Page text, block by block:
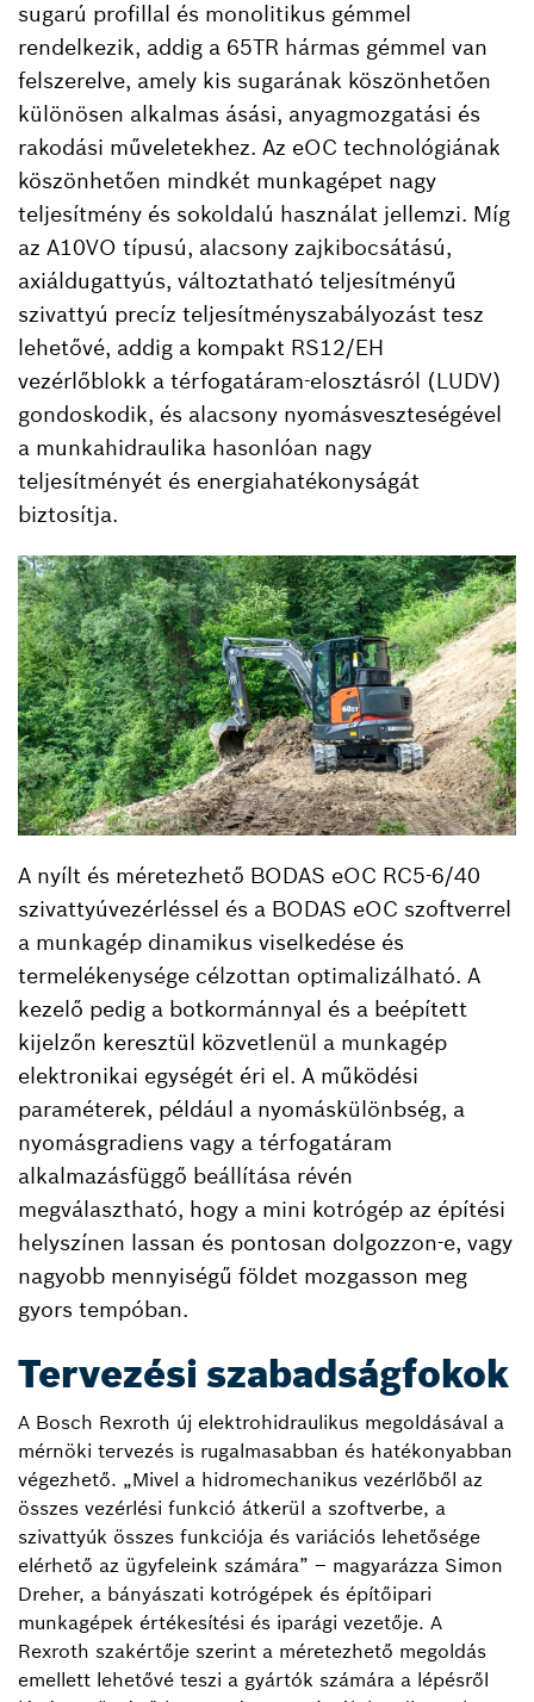
sugarú profillal és monolitikus gémmel
rendelkezik, addig a 65TR hármas gémmel van
felszerelve, amely kis sugarának köszönhetően
különösen alkalmas ásási, anyagmozgatási és
rakodási műveletekhez. Az eOC technológiának
köszönhetően mindkét munkagépet nagy
teljesítmény és sokoldalú használat jellemzi. Míg
az A10VO típusú, alacsony zajkibocsátású,
axiáldugattyús, változtatható teljesítményű
szivattyú precíz teljesítményszabályozást tesz
lehetővé, addig a kompakt RS12/EH
vezérlőblokk a térfogatáram-elosztásról (LUDV)
gondoskodik, és alacsony nyomásveszteségével
a munkahidraulika hasonlóan nagy
teljesítményét és energiahatékonyságát
biztosítja.
A nyílt és méretezhető BODAS eOC RC5-6/40
szivattyúvezérléssel és a BODAS eOC szoftverrel
a munkagép dinamikus viselkedése és
termelékenysége célzottan optimalizálható. A
kezelő pedig a botkormánnyal és a beépített
kijelzőn keresztül közvetlenül a munkagép
elektronikai egységét éri el. A működési
paraméterek, például a nyomáskülönbség, a
nyomásgradiens vagy a térfogatáram
alkalmazásfüggő beállítása révén
megválasztható, hogy a mini kotrógép az építési
helyszínen lassan és pontosan dolgozzon-e, vagy
nagyobb mennyiségű földet mozgasson meg
gyors tempóban.
Tervezési szabadságfokok
A Bosch Rexroth új elektrohidraulikus megoldásával a
mérnöki tervezés is rugalmasabban és hatékonyabban
végezhető. „Mivel a hidromechanikus vezérlőből az
összes vezérlési funkció átkerül a szoftverbe, a
szivattyúk összes funkciója és variációs lehetősége
elérhető az ügyfeleink számára” – magyarázza Simon
Dreher, a bányászati kotrógépek és építőipari
munkagépek értékesítési és iparági vezetője. A
Rexroth szakértője szerint a méretezhető megoldás
emellett lehetővé teszi a gyártók számára a lépésről